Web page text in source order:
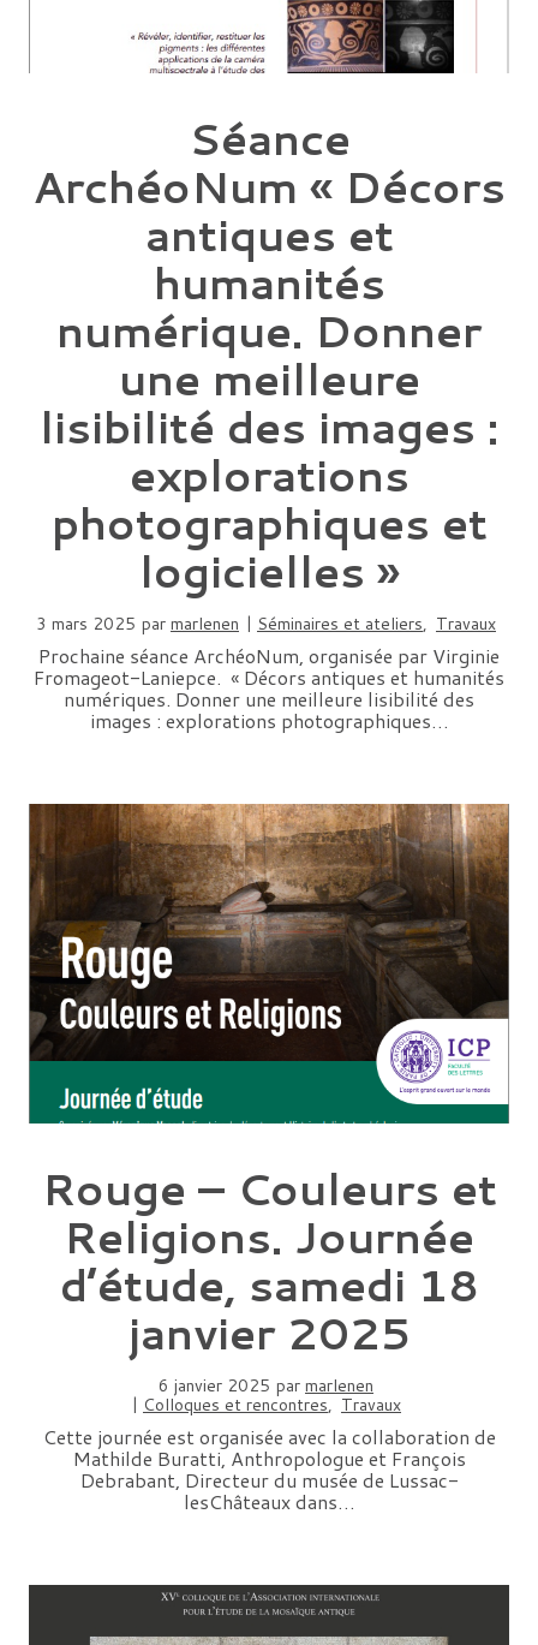
Séance
ArchéoNum « Décors
antiques et
humanités
numérique. Donner
une meilleure
lisibilité des images :
explorations
photographiques et
logicielles »
3 mars 2025 par marlenen | Séminaires et ateliers, Travaux
Prochaine séance ArchéoNum, organisée par Virginie
Fromageot-Laniepce. « Décors antiques et humanités
numériques. Donner une meilleure lisibilité des
images : explorations photographiques…
Rouge – Couleurs et
Religions. Journée
d’étude, samedi 18
janvier 2025
6 janvier 2025 par marlenen
| Colloques et rencontres, Travaux
Cette journée est organisée avec la collaboration de
Mathilde Buratti, Anthropologue et François
Debrabant, Directeur du musée de Lussac-
lesChâteaux dans…